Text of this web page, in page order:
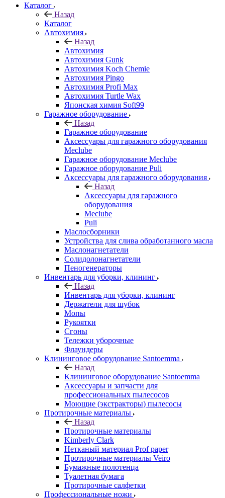
Каталог
Назад
Каталог
Автохимия
Назад
Автохимия
Автохимия Gunk
Автохимия Koch Chemie
Автохимия Pingo
Автохимия Profi Max
Автохимия Turtle Wax
Японская химия Soft99
Гаражное оборудование
Назад
Гаражное оборудование
Аксессуары для гаражного оборудования
Meclube
Гаражное оборудование Meclube
Гаражное оборудование Puli
Аксессуары для гаражного оборудования
Назад
Аксессуары для гаражного
оборудования
Meclube
Puli
Маслосборники
Устройства для слива обработанного масла
Маслонагнетатели
Солидолонагнетатели
Пеногенераторы
Инвентарь для уборки, клининг
Назад
Инвентарь для уборки, клининг
Держатели для шубок
Мопы
Рукоятки
Сгоны
Тележки уборочные
Флаундеры
Клининговое оборудование Santoemma
Назад
Клининговое оборудование Santoemma
Аксессуары и запчасти для
профессиональных пылесосов
Моющие (экстракторы) пылесосы
Протирочные материалы
Назад
Протирочные материалы
Kimberly Clark
Нетканый материал Prof paper
Протирочные материалы Veiro
Бумажные полотенца
Туалетная бумага
Протирочные салфетки
Профессиональные ножи